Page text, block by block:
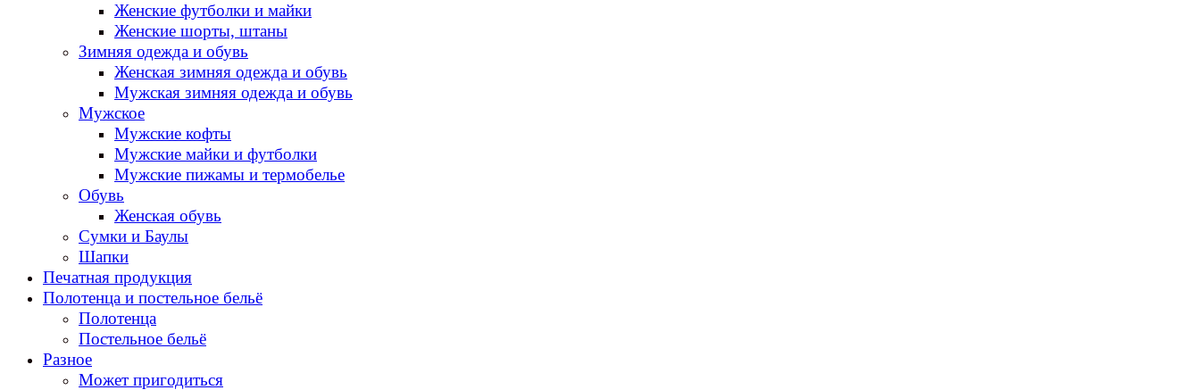
Женские футболки и майки
Женские шорты, штаны
Зимняя одежда и обувь
Женская зимняя одежда и обувь
Мужская зимняя одежда и обувь
Мужское
Мужские кофты
Мужские майки и футболки
Мужские пижамы и термобелье
Обувь
Женская обувь
Сумки и Баулы
Шапки
Печатная продукция
Полотенца и постельное бельё
Полотенца
Постельное бельё
Разное
Может пригодиться